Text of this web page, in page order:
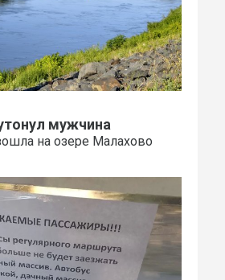
мужчина
на озере Малахово